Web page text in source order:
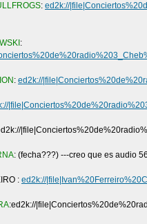
: ed2k://
:
: ed2k://
: (fecha???) ---creo que es audio
: ed2k://
:ed2k://